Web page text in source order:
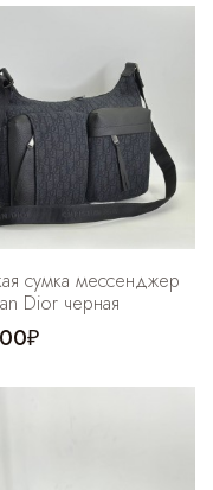
сумка мессенджер
Dior черная